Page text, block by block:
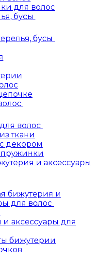
для волос
бусы
бусы
волос
ткани
декором
и аксессуары
бижутерия и
для волос
аксессуары для
бижутерии